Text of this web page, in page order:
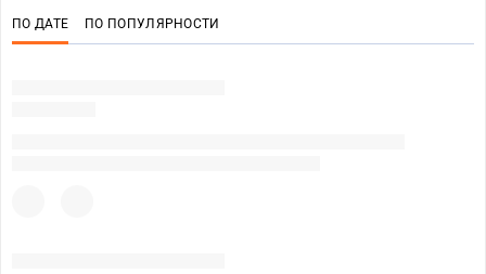
ПО ДАТЕ ПО ПОПУЛЯРНОСТИ